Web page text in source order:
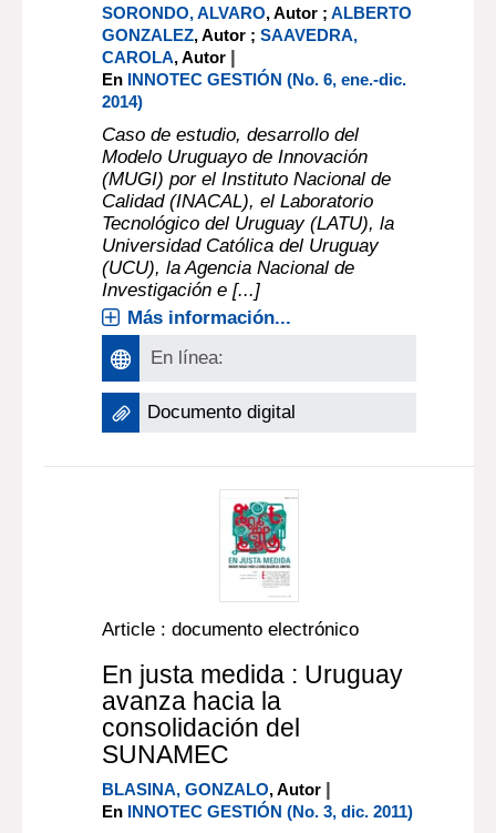
SORONDO, ALVARO, Autor ;ALBERTO
GONZALEZ, Autor ;SAAVEDRA,
CAROLA, Autor |
En INNOTEC GESTIÓN (No. 6, ene.-dic.
2014)
Caso de estudio, desarrollo del
Modelo Uruguayo de Innovación
(MUGI) por el Instituto Nacional de
Calidad (INACAL), el Laboratorio
Tecnológico del Uruguay (LATU), la
Universidad Católica del Uruguay
(UCU), la Agencia Nacional de
Investigación e [...]
Más información...
En línea:
Documento digital
Article : documento electrónico
En justa medida : Uruguay
avanza hacia la
consolidación del
SUNAMEC
BLASINA, GONZALO, Autor |
En INNOTEC GESTIÓN (No. 3, dic. 2011)